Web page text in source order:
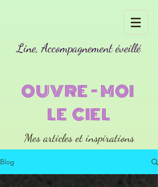
Line, Accompagnement éveillé
OUVRE - MOI
LE CIEL
Mes articles et inspirations
Blog